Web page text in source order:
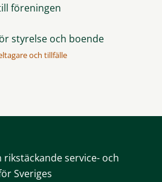
föreningen
styrelse och boende
och tillfälle
service- och
Sveriges